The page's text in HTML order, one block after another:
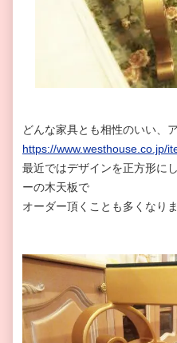
どんな家具とも相性のいい、
https://www.westhouse.co.jp/
最近ではデザインを正方形に
ーの木天板で
オーダー頂くことも多くなり